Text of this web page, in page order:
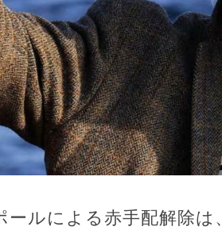
ールによる赤手配解除